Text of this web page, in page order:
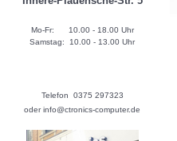
Mo-Fr: 10.00 - 18.00 Uhr
Samstag: 10.00 - 13.00 Uhr
Telefon 0375 297323
oder info@ctronics-computer.de